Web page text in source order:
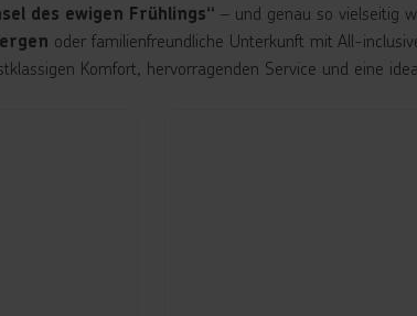
des ewigen Frühlings“ – und genau so vielseitig
oder familienfreundliche Unterkunft mit All-
Komfort, hervorragenden Service und eine